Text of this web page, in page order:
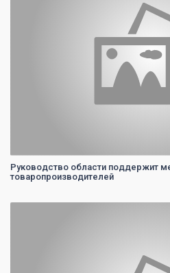
Руководство области поддержит
товаропроизводителей